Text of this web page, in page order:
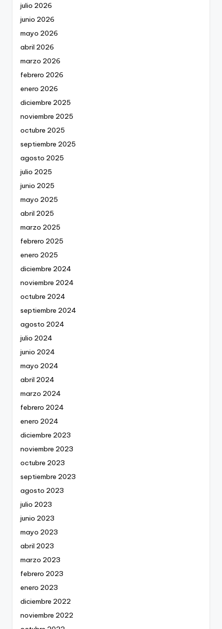
julio 2026
junio 2026
mayo 2026
abril 2026
marzo 2026
febrero 2026
enero 2026
diciembre 2025
noviembre 2025
octubre 2025
septiembre 2025
agosto 2025
julio 2025
junio 2025
mayo 2025
abril 2025
marzo 2025
febrero 2025
enero 2025
diciembre 2024
noviembre 2024
octubre 2024
septiembre 2024
agosto 2024
julio 2024
junio 2024
mayo 2024
abril 2024
marzo 2024
febrero 2024
enero 2024
diciembre 2023
noviembre 2023
octubre 2023
septiembre 2023
agosto 2023
julio 2023
junio 2023
mayo 2023
abril 2023
marzo 2023
febrero 2023
enero 2023
diciembre 2022
noviembre 2022